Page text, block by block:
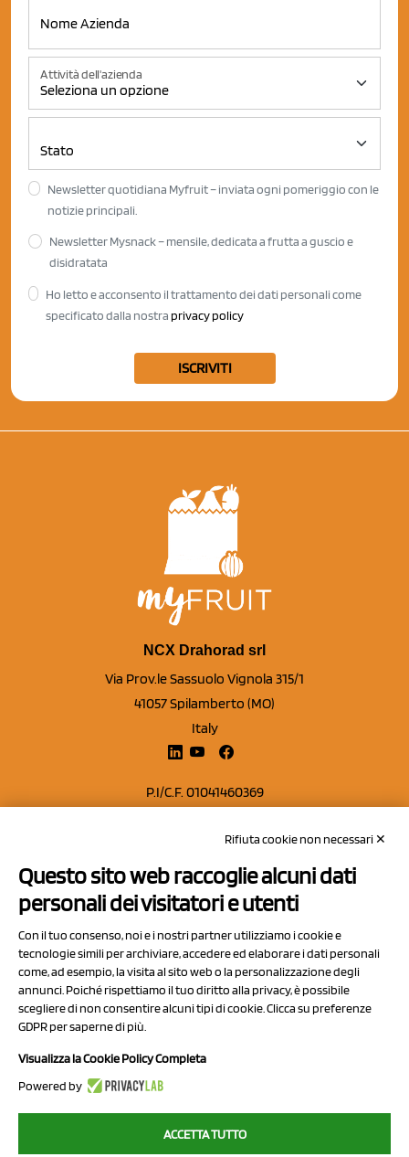
Attività dell'azienda
Newsletter quotidiana Myfruit – inviata ogni pomeriggio con le
notizie principali.
Newsletter Mysnack – mensile, dedicata a frutta a guscio e
disidratata
Ho letto e acconsento il trattamento dei dati personali come
specificato dalla nostra privacy policy
ISCRIVITI
NCX Drahorad srl
Via Prov.le Sassuolo Vignola 315/1
41057 Spilamberto (MO)
Italy
P.I/C.F. 01041460369
Capitale sociale Euro 50.000,00 i.v.
Contatti
Privacy Policy
Cookie Policy
Chi Siamo
2023 NCX Drahorad srl - All rights reserved
Rifiuta cookie non necessari ✕
Questo sito web raccoglie alcuni dati
personali dei visitatori e utenti
Con il tuo consenso, noi e i nostri partner utilizziamo i cookie e
tecnologie simili per archiviare, accedere ed elaborare i dati personali
come, ad esempio, la visita al sito web o la personalizzazione degli
annunci. Poiché rispettiamo il tuo diritto alla privacy, è possibile
scegliere di non consentire alcuni tipi di cookie. Clicca su preferenze
GDPR per saperne di più.
Visualizza la Cookie Policy Completa
Powered by
ACCETTA TUTTO